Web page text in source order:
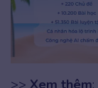
>> Xem thêm: